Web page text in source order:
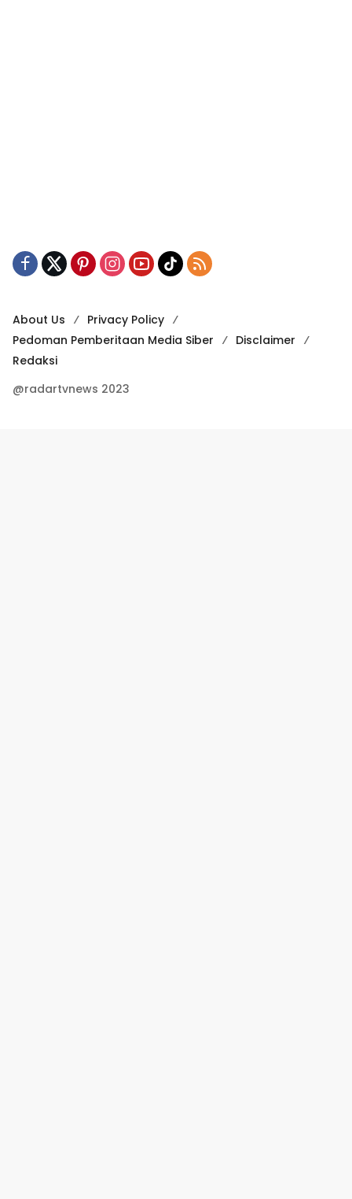
About Us
Privacy Policy
Pedoman Pemberitaan Media Siber
Disclaimer
Redaksi
@radartvnews 2023